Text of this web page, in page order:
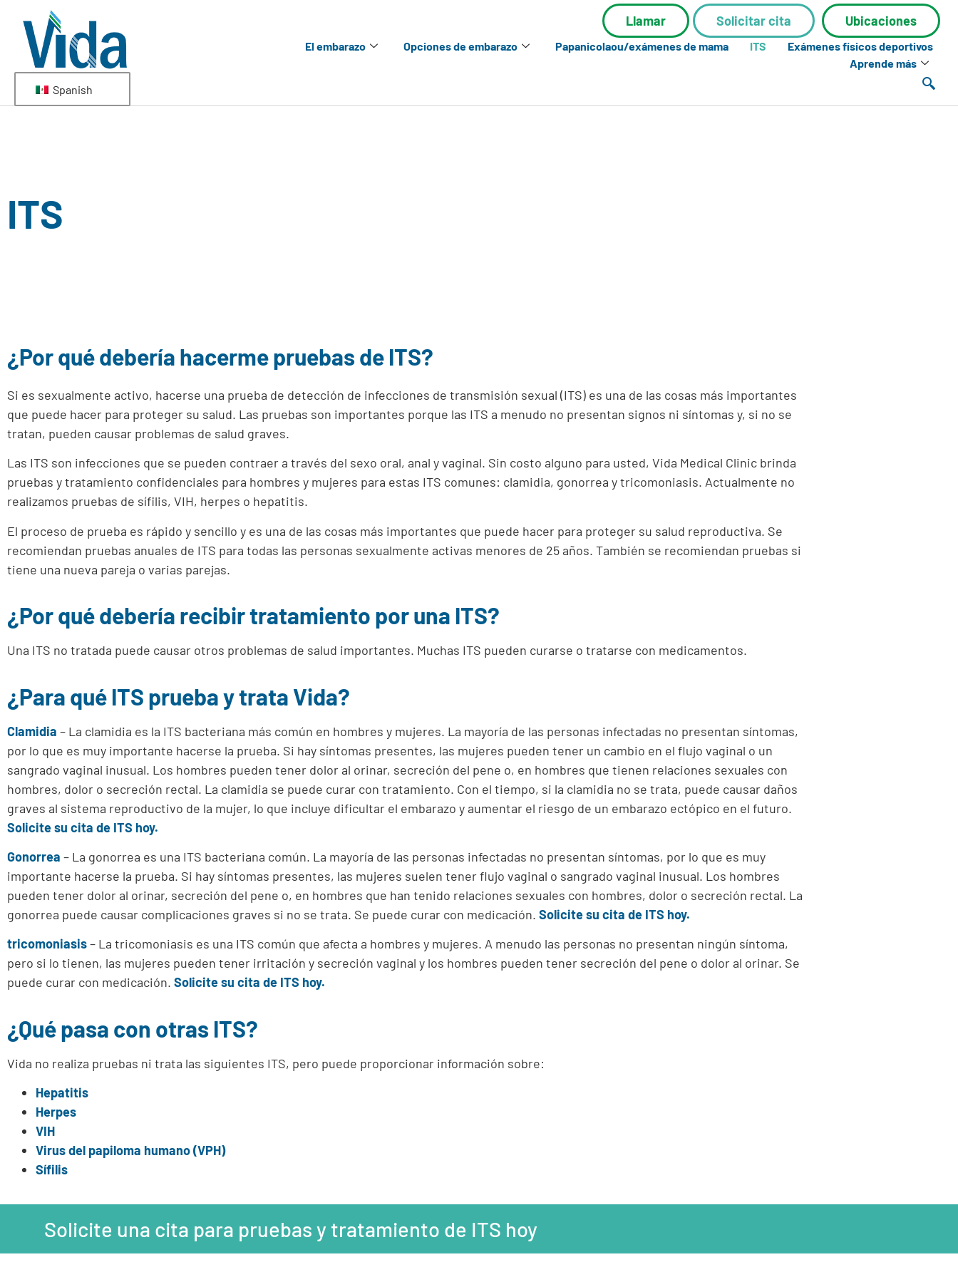
Spanish
Llamar Solicitar cita Ubicaciones
El embarazo Opciones de embarazo Papanicolaou/exámenes de mama ITS
Exámenes físicos deportivos
Aprende más
ITS
¿Por qué debería hacerme pruebas de ITS?
Si es sexualmente activo, hacerse una prueba de detección de infecciones de transmisión sexual (ITS) es una de las cosas más importantes
que puede hacer para proteger su salud. Las pruebas son importantes porque las ITS a menudo no presentan signos ni síntomas y, si no se
tratan, pueden causar problemas de salud graves.
Las ITS son infecciones que se pueden contraer a través del sexo oral, anal y vaginal. Sin costo alguno para usted, Vida Medical Clinic brinda
pruebas y tratamiento confidenciales para hombres y mujeres para estas ITS comunes: clamidia, gonorrea y tricomoniasis. Actualmente no
realizamos pruebas de sífilis, VIH, herpes o hepatitis.
El proceso de prueba es rápido y sencillo y es una de las cosas más importantes que puede hacer para proteger su salud reproductiva. Se
recomiendan pruebas anuales de ITS para todas las personas sexualmente activas menores de 25 años. También se recomiendan pruebas si
tiene una nueva pareja o varias parejas.
¿Por qué debería recibir tratamiento por una ITS?
Una ITS no tratada puede causar otros problemas de salud importantes. Muchas ITS pueden curarse o tratarse con medicamentos.
¿Para qué ITS prueba y trata Vida?
Clamidia – La clamidia es la ITS bacteriana más común en hombres y mujeres. La mayoría de las personas infectadas no presentan síntomas,
por lo que es muy importante hacerse la prueba. Si hay síntomas presentes, las mujeres pueden tener un cambio en el flujo vaginal o un
sangrado vaginal inusual. Los hombres pueden tener dolor al orinar, secreción del pene o, en hombres que tienen relaciones sexuales con
hombres, dolor o secreción rectal. La clamidia se puede curar con tratamiento. Con el tiempo, si la clamidia no se trata, puede causar daños
graves al sistema reproductivo de la mujer, lo que incluye dificultar el embarazo y aumentar el riesgo de un embarazo ectópico en el futuro.
Solicite su cita de ITS hoy.
Gonorrea – La gonorrea es una ITS bacteriana común. La mayoría de las personas infectadas no presentan síntomas, por lo que es muy
importante hacerse la prueba. Si hay síntomas presentes, las mujeres suelen tener flujo vaginal o sangrado vaginal inusual. Los hombres
pueden tener dolor al orinar, secreción del pene o, en hombres que han tenido relaciones sexuales con hombres, dolor o secreción rectal. La
gonorrea puede causar complicaciones graves si no se trata. Se puede curar con medicación. Solicite su cita de ITS hoy.
tricomoniasis– La tricomoniasis es una ITS común que afecta a hombres y mujeres. A menudo las personas no presentan ningún síntoma,
pero si lo tienen, las mujeres pueden tener irritación y secreción vaginal y los hombres pueden tener secreción del pene o dolor al orinar. Se
puede curar con medicación. Solicite su cita de ITS hoy.
¿Qué pasa con otras ITS?
Vida no realiza pruebas ni trata las siguientes ITS, pero puede proporcionar información sobre:
Hepatitis
Herpes
VIH
Virus del papiloma humano (VPH)
Sífilis
Solicite una cita para pruebas y tratamiento de ITS hoy